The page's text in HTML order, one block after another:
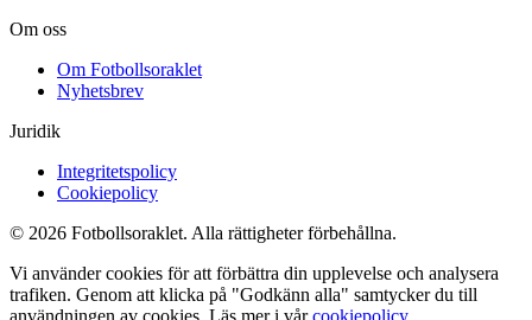
Om oss
Om Fotbollsoraklet
Nyhetsbrev
Juridik
Integritetspolicy
Cookiepolicy
© 2026 Fotbollsoraklet. Alla rättigheter förbehållna.
Vi använder cookies för att förbättra din upplevelse och analysera
trafiken. Genom att klicka på "Godkänn alla" samtycker du till
användningen av cookies. Läs mer i vårcookiepolicy.